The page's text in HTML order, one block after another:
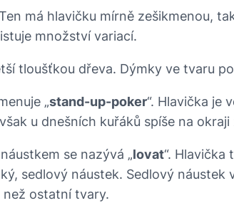
má hlavičku mírně zešikmenou,
množství variací.
tloušťkou dřeva. Dýmky ve tvaru
„stand-up-poker“. Hlavička je
u dnešních kuřáků spíše na okraji
se nazývá „lovat“.
sedlový náustek. Sedlový
ostatní tvary.